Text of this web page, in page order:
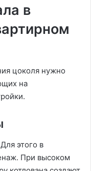
в
цоколя нужно
на
этого в
При высоком